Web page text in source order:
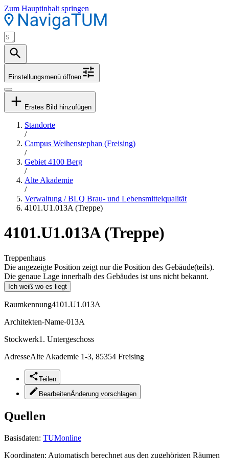
Zum Hauptinhalt springen
Einstellungsmenü öffnen
Erstes Bild hinzufügen
Standorte
/
Campus Weihenstephan (Freising)
/
Gebiet 4100 Berg
/
Alte Akademie
/
Verwaltung / BLQ Brau- und Lebensmittelqualität
4101.U1.013A (Treppe)
4101.U1.013A (Treppe)
Treppenhaus
Die angezeigte Position zeigt nur die Position des Gebäude(teils).
Die genaue Lage innerhalb des Gebäudes ist uns nicht bekannt.
Ich weiß wo es liegt
Raumkennung4101.U1.013A
Architekten-Name-013A
Stockwerk1. Untergeschoss
AdresseAlte Akademie 1-3, 85354 Freising
Teilen
BearbeitenÄnderung vorschlagen
Quellen
Basisdaten: TUMonline
Koordinaten: Automatisch berechnet aus den zugehörigen Räumen